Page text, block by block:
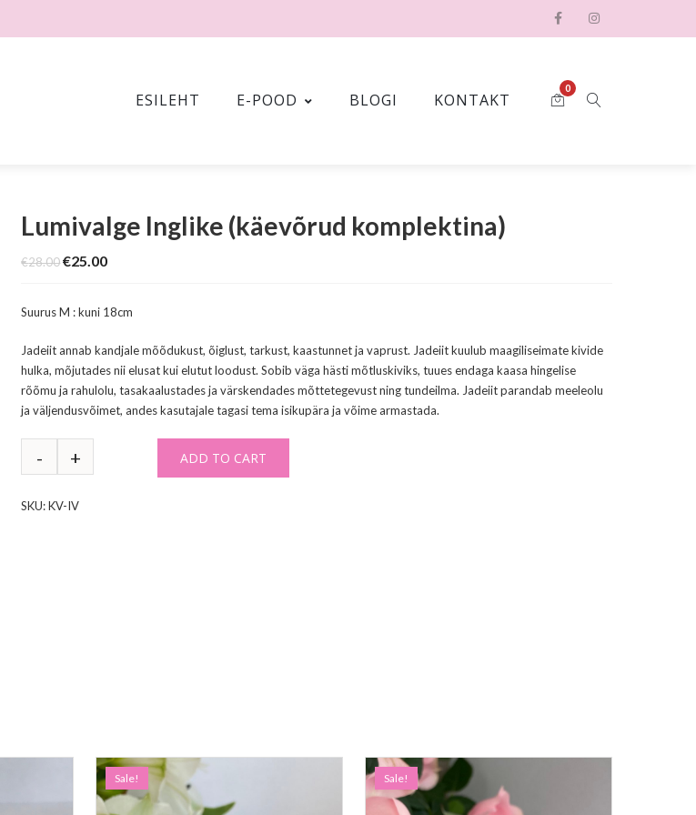
ESILEHT E-POOD BLOGI KONTAKT
0
Lumivalge Inglike (käevõrud komplektina)
€28.00Original
€28.00.
€25.00Current
€25.00.
Suurus M : kuni 18cm
Jadeiit annab kandjale mõõdukust, õiglust, tarkust, kaastunnet ja vaprust. Jadeiit kuulub maagiliseimate kivide
hulka, mõjutades nii elusat kui elutut loodust. Sobib väga hästi mõtluskiviks, tuues endaga kaasa hingelise
rõõmu ja rahulolu, tasakaalustades ja värskendades mõttetegevust ning tundeilma. Jadeiit parandab meeleolu
ja väljendusvõimet, andes kasutajale tagasi tema isikupära ja võime armastada.
ADD TO CART
SKU:KV-IV
Sale! Sale!